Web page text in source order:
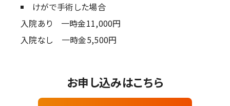
けがで手術した場合
入院あり 一時金11,000円
入院なし 一時金5,500円
お申し込みはこちら